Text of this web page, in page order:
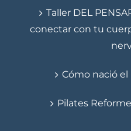
Taller DEL
conectar con tu
Cómo nació
Pilates